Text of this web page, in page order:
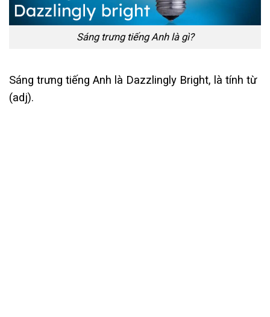
Sáng trưng tiếng Anh là gì?
Sáng trưng tiếng Anh là Dazzlingly Bright, là tính từ
(adj).